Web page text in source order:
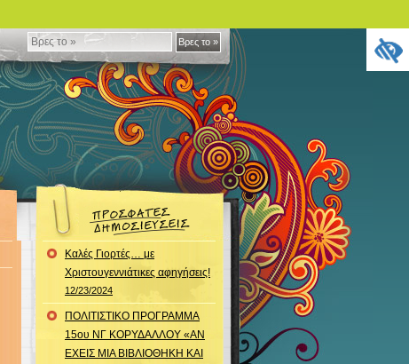
Βρες
το
»
Βρες το »
Καλές Γιορτές… με
Χριστουγεννιάτικες αφηγήσεις!
12/23/2024
ΠΟΛΙΤΙΣΤΙΚΟ ΠΡΟΓΡΑΜΜΑ
15ου ΝΓ ΚΟΡΥΔΑΛΛΟΥ «ΑΝ
ΕΧΕΙΣ ΜΙΑ ΒΙΒΛΙΟΘΗΚΗ ΚΑΙ